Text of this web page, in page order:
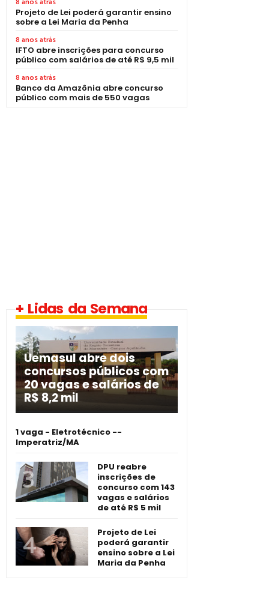
Projeto de Lei poderá garantir ensino
sobre a Lei Maria da Penha
8 anos atrás
IFTO abre inscrições para concurso
público com salários de até R$ 9,5 mil
8 anos atrás
Banco da Amazônia abre concurso
público com mais de 550 vagas
+ Lidas da Semana
Uemasul abre dois
concursos públicos com
20 vagas e salários de
R$ 8,2 mil
1 vaga - Eletrotécnico -­
Imperatriz/MA
DPU reabre
inscrições de
concurso com 143
vagas e salários
de até R$ 5 mil
Projeto de Lei
poderá garantir
ensino sobre a Lei
Maria da Penha